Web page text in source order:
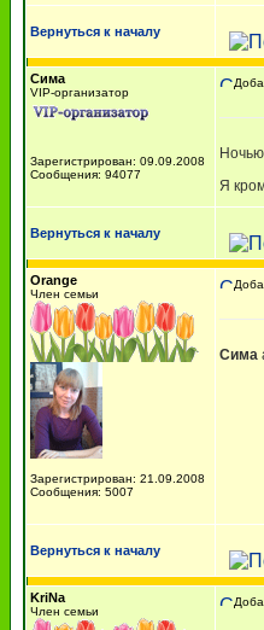
Вернуться к началу
Сима
VIP-организатор
Зарегистрирован: 09.09.2008
Сообщения: 94077
Я
Вернуться к началу
Orange
Член семьи
Зарегистрирован: 21.09.2008
Сообщения: 5007
Сима
Вернуться к началу
KriNa
Член семьи